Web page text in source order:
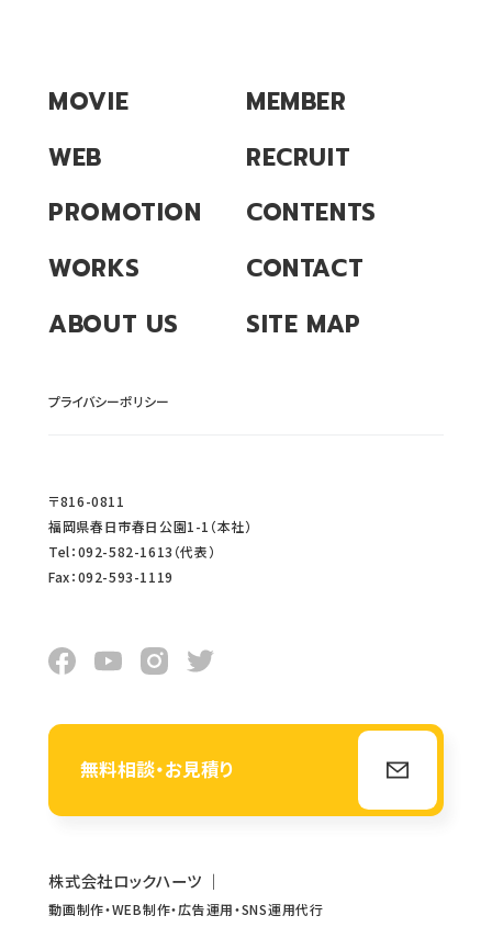
MOVIE
MEMBER
WEB
RECRUIT
PROMOTION
CONTENTS
WORKS
CONTACT
ABOUT US
SITE MAP
プライバシーポリシー
〒816-0811
福岡県春日市春日公園1-1（本社）
Tel：092-582-1613（代表）
Fax：092-593-1119
無料相談・お見積り
株式会社ロックハーツ ｜
動画制作・WEB制作・広告運用・SNS運用代行